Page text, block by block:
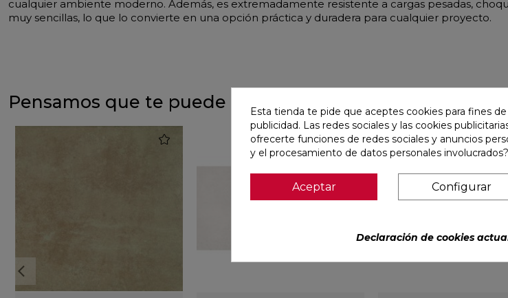
cualquier ambiente moderno. Además, es extremadamente resistente a cargas pesadas,
muy sencillas, lo que lo convierte en una opción práctica y duradera para cualquier proyecto.
Pensamos que te puede interesar
favorite favorite
Esta tienda te pide que aceptes cookies para fines
publicidad. Las redes sociales y las cookies
ofrecerte funciones de redes sociales y anuncios
y el procesamiento de datos personales involucrados?
Aceptar Configurar
Declaración de cookies